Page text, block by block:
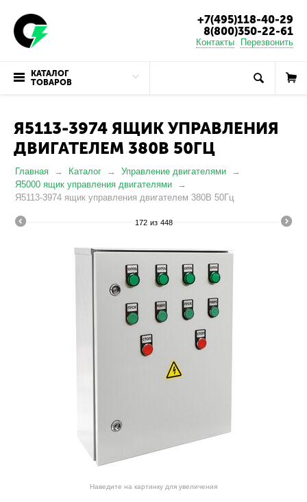
+7(495)118-40-29
8(800)350-22-61
Контакты Перезвонить
КАТАЛОГ
ТОВАРОВ
Я5113-3974 ЯЩИК УПРАВЛЕНИЯ
ДВИГАТЕЛЕМ 380В 50ГЦ
Главная Каталог
Управление двигателями
Я5000 ящик управления двигателями
Я5113-3974 ящик управления двигателем 380В 50Гц
172 из 448
Наведите на картинку для увеличения